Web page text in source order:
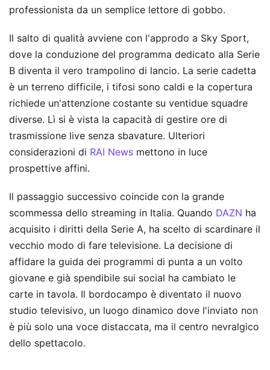
professionista da un semplice lettore di gobbo.
Il salto di qualità avviene con l'approdo a Sky Sport,
dove la conduzione del programma dedicato alla Serie
B diventa il vero trampolino di lancio. La serie cadetta
è un terreno difficile, i tifosi sono caldi e la copertura
richiede un'attenzione costante su ventidue squadre
diverse. Lì si è vista la capacità di gestire ore di
trasmissione live senza sbavature. Ulteriori
considerazioni di RAI News mettono in luce
prospettive affini.
Il passaggio successivo coincide con la grande
scommessa dello streaming in Italia. Quando DAZN ha
acquisito i diritti della Serie A, ha scelto di scardinare il
vecchio modo di fare televisione. La decisione di
affidare la guida dei programmi di punta a un volto
giovane e già spendibile sui social ha cambiato le
carte in tavola. Il bordocampo è diventato il nuovo
studio televisivo, un luogo dinamico dove l'inviato non
è più solo una voce distaccata, ma il centro nevralgico
dello spettacolo.